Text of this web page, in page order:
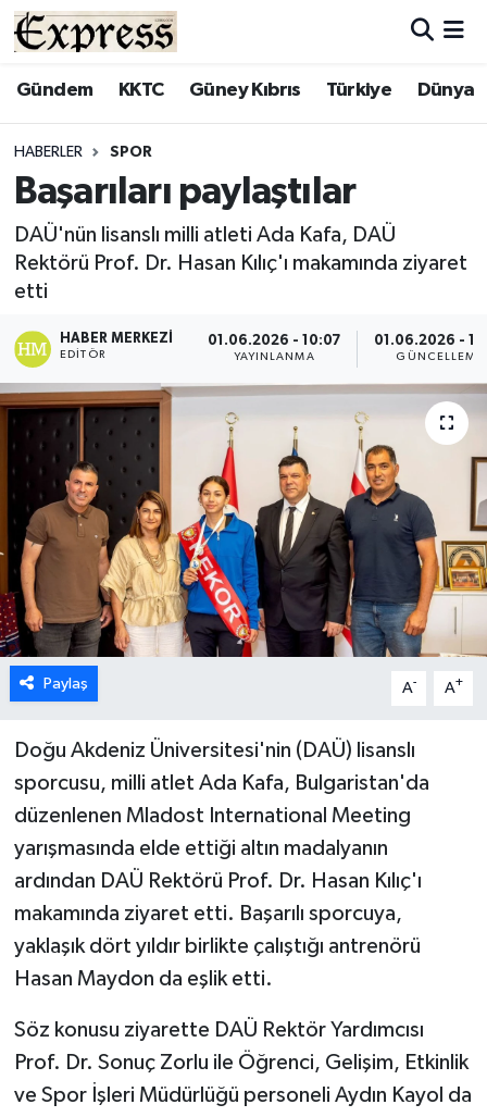
Gündem KKTC Güney Kıbrıs Türkiye Dünya
HABERLER SPOR
Başarıları paylaştılar
DAÜ'nün lisanslı milli atleti Ada Kafa, DAÜ
Rektörü Prof. Dr. Hasan Kılıç'ı makamında ziyaret
etti
HABER MERKEZI
EDITÖR
01.06.2026 - 10:07
YAYINLANMA
01.06.2026 -
GÜNCELLEME
Paylaş A- A+
Doğu Akdeniz Üniversitesi'nin (DAÜ) lisanslı
sporcusu, milli atlet Ada Kafa, Bulgaristan'da
düzenlenen Mladost International Meeting
yarışmasında elde ettiği altın madalyanın
ardından DAÜ Rektörü Prof. Dr. Hasan Kılıç'ı
makamında ziyaret etti. Başarılı sporcuya,
yaklaşık dört yıldır birlikte çalıştığı antrenörü
Hasan Maydon da eşlik etti.
Söz konusu ziyarette DAÜ Rektör Yardımcısı
Prof. Dr. Sonuç Zorlu ile Öğrenci, Gelişim, Etkinlik
ve Spor İşleri Müdürlüğü personeli Aydın Kayol da
ALAYKÖY
BİLİM
EĞİTİM
EKONOMİ
ENGLISH
ESENTEPE
GAZİMAĞUSA
GİRNE
GÜNDEM
GÜNEY KIBRIS
İÇ HABERLER
KÜLTÜR SANAT
LAPTA
LEFKOŞA
MAGAZİN
Nöbetçi Eczaneler
Hava Durumu
Süper Lig Puan Durumu ve Fikstür
Haber Arşivi